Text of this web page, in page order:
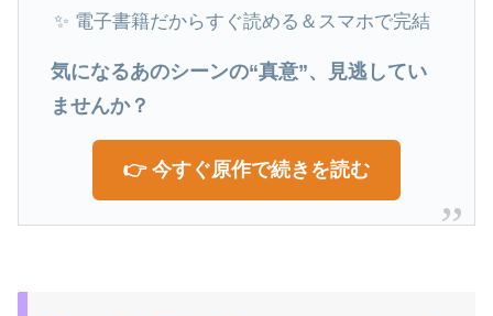
✨ 電子書籍だからすぐ読める＆スマホで完結
気になるあのシーンの“真意”、見逃してい
ませんか？
👉 今すぐ原作で続きを読む